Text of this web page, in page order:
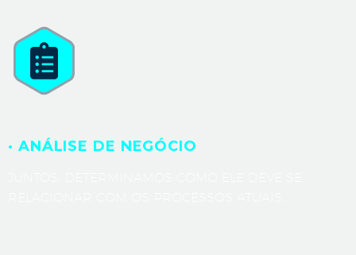
· ANÁLISE DE NEGÓCIO